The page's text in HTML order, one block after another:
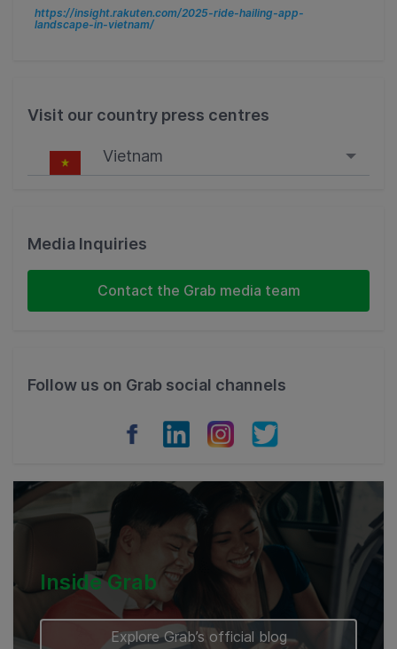
https://insight.rakuten.com/2025-ride-hailing-app-
landscape-in-vietnam/
Visit our country press centres
Vietnam
Malaysia
Indonesia
Cambodia
Media Inquiries
Contact the Grab media team
Follow us on Grab social channels
Inside Grab
Explore Grab’s official blog